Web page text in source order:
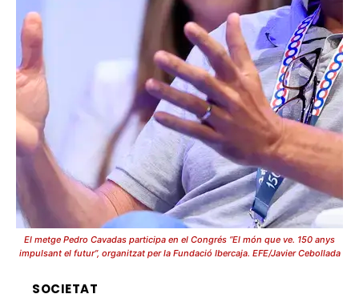
El metge Pedro Cavadas participa en el Congrés “El món que ve. 150 anys
impulsant el futur”, organitzat per la Fundació Ibercaja. EFE/Javier Cebollada
SOCIETAT